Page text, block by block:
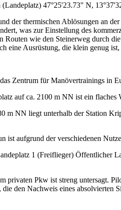
47°25'23.73" N,
der thermischen Ablösungen an
was zur Einstellung des
Routen wie den Steinerweg durch
eine Ausrüstung, die klein genug
Zentrum für Manövertrainings in
auf ca. 2100 m NN ist ein
m NN liegt unterhalb der Station
ist aufgrund der verschiedenen
1 (Freiflieger) Öffentlicher
privaten Pkw ist streng untersagt.
den Nachweis eines